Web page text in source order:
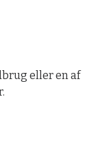
eller en af